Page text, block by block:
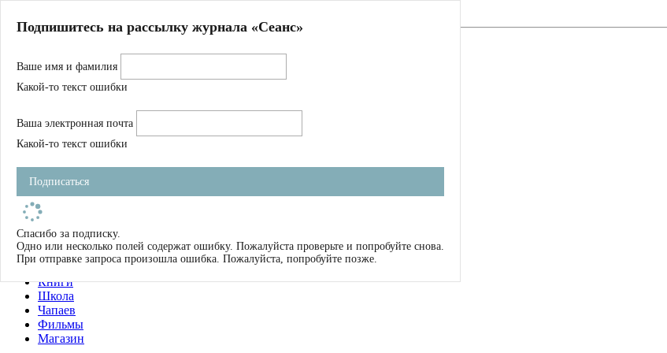
Магазин
Журнал
Школа
Устав
Фильмы
Имена
Тэги
О нас
Журнал
Книги
Школа
Чапаев
Фильмы
Магазин
Подпишитесь на рассылку журнала «Сеанс»
Ваше имя и фамилия
Какой-то текст ошибки
Ваша электронная почта
Какой-то текст ошибки
Подписаться
Спасибо за подписку.
Одно или несколько полей содержат ошибку. Пожалуйста проверьте и попробуйте снова.
При отправке запроса произошла ошибка. Пожалуйста, попробуйте позже.